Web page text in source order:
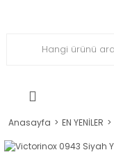
Anasayfa EN YENİLER